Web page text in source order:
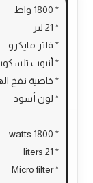
* 1800 واط
* 21 لتر
* فلتر مايكرو
* أنبوب
* خاصية نفخ
* لون أسود
* 1800 watts
* 21 liters
* Micro filter